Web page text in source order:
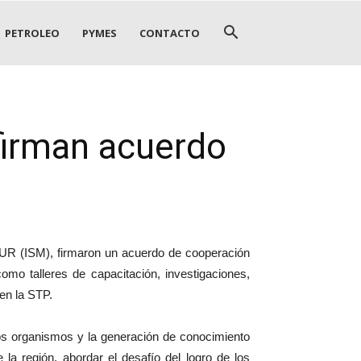
PETROLEO PYMES CONTACTO
acuerdo
(ISM), firmaron un acuerdo de cooperación
talleres de capacitación, investigaciones,
la STP.
organismos y la generación de conocimiento
región, abordar el desafío del logro de los